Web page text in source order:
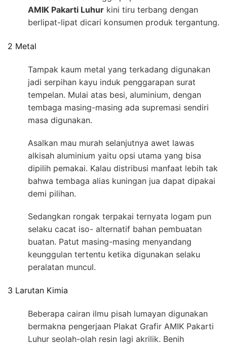
AMIK Pakarti Luhur kini tiru terbang dengan
berlipat-lipat dicari konsumen produk tergantung.
2 Metal
Tampak kaum metal yang terkadang digunakan
jadi serpihan kayu induk penggarapan surat
tempelan. Mulai atas besi, aluminium, dengan
tembaga masing-masing ada supremasi sendiri
masa digunakan.
Asalkan mau murah selanjutnya awet lawas
alkisah aluminium yaitu opsi utama yang bisa
dipilih pemakai. Kalau distribusi manfaat lebih tak
bahwa tembaga alias kuningan jua dapat dipakai
demi pilihan.
Sedangkan rongak terpakai ternyata logam pun
selaku cacat iso- alternatif bahan pembuatan
buatan. Patut masing-masing menyandang
keunggulan tertentu ketika digunakan selaku
peralatan muncul.
3 Larutan Kimia
Beberapa cairan ilmu pisah lumayan digunakan
bermakna pengerjaan Plakat Grafir AMIK Pakarti
Luhur seolah-olah resin lagi akrilik. Benih